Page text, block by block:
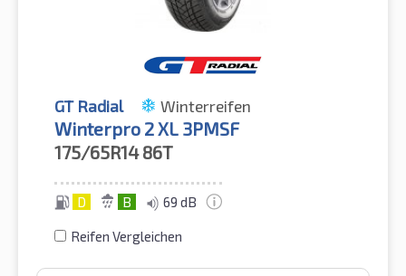
GT Radial Winterreifen
Winterpro 2 XL 3PMSF
175/65R14 86T
D B 69 dB
Reifen Vergleichen